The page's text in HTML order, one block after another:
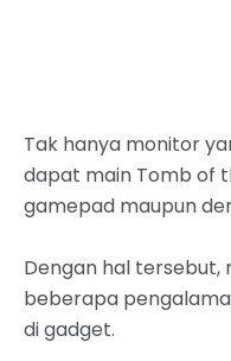
Tak hanya monitor
dapat main Tomb of
gamepad maupun
Dengan hal tersebut,
beberapa
di gadget.